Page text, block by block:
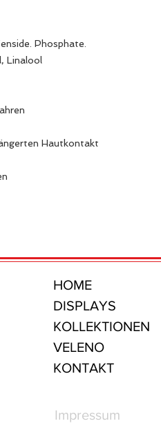
Phosphate.
Linalool
Hautkontakt
HOME
DISPLAYS
KOLLEKTIONEN
VELENO
KONTAKT
Impressum